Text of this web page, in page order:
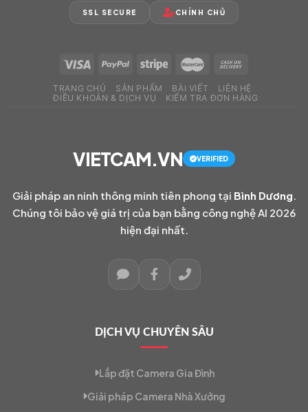
SSL SECURE CHÍNH CHỦ
TRANG CHỦ SẢN PHẨM BÀI VIẾT
LIÊN HỆ
ĐIỀU KHOẢN & DỊCH VỤ
KIỂM TRA ĐƠN HÀNG
VIETCAM.VN VERIFIED
Giải pháp an ninh thông minh tiên phong tại Bình Dương
Chúng tôi bảo vệ giá trị của bạn bằng công nghệ AI 2026
hiện đại nhất.
DỊCH VỤ CHUYÊN SÂU
Lắp đặt Camera Gia Đình
Giải pháp Camera Nhà Xưởng